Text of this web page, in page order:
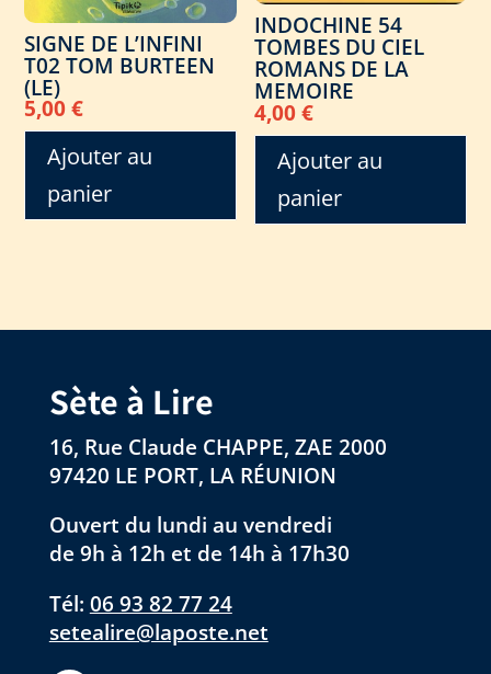
SIGNE DE L’INFINI
T02 TOM BURTEEN
(LE)
5,00€
Ajouter au
panier
INDOCHINE 54
TOMBES DU CIEL
ROMANS DE LA
MEMOIRE
4,00€
Ajouter au
panier
Sète à Lire
16, Rue Claude CHAPPE, ZAE 2000
97420 LE PORT, LA RÉUNION
Ouvert du lundi au vendredi
de 9h à 12h et de 14h à 17h30
Tél: 06 93 82 77 24
setealire@laposte.net